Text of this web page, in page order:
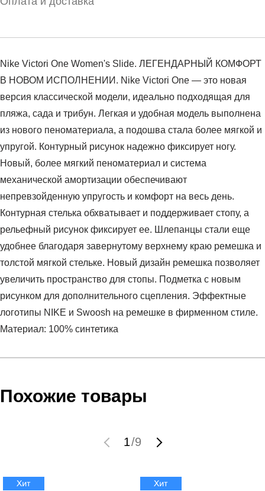
Nike Victori One Women's Slide. ЛЕГЕНДАРНЫЙ КОМФОРТ
В НОВОМ ИСПОЛНЕНИИ. Nike Victori One — это новая
версия классической модели, идеально подходящая для
пляжа, сада и трибун. Легкая и удобная модель выполнена
из нового пеноматериала, а подошва стала более мягкой и
упругой. Контурный рисунок надежно фиксирует ногу.
Новый, более мягкий пеноматериал и система
механической амортизации обеспечивают
непревзойденную упругость и комфорт на весь день.
Контурная стелька обхватывает и поддерживает стопу, а
рельефный рисунок фиксирует ее. Шлепанцы стали еще
удобнее благодаря завернутому верхнему краю ремешка и
толстой мягкой стельке. Новый дизайн ремешка позволяет
увеличить пространство для стопы. Подметка с новым
рисунком для дополнительного сцепления. Эффектные
логотипы NIKE и Swoosh на ремешке в фирменном стиле.
Материал: 100% синтетика
Артикул:CN9677-005
Пол:женский
спортивный стиль
Материал:
Условия оплаты
высылает Вам менеджер.
мы не увидим Вашу оплату.
Похожие товары
1/9